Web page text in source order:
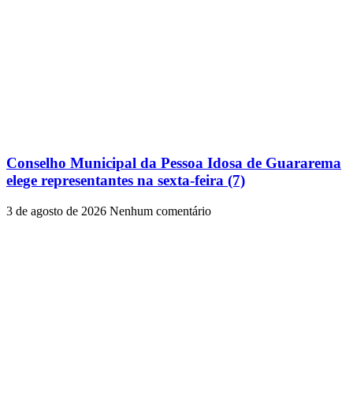
Conselho Municipal da Pessoa Idosa de Guararema
elege representantes na sexta-feira (7)
3 de agosto de 2026 Nenhum comentário